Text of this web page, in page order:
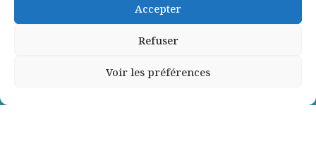
Accepter
Refuser
Voir les préférences